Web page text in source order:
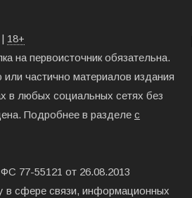
18+
на первоисточник обязательна.
частично материалов издания
в любых социальных сетях без
Подробнее в разделе с
77-55121 от 26.08.2013
сфере связи, информационных